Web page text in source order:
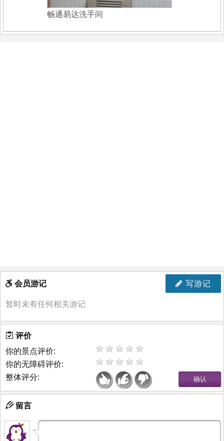
畅通易达洗手间
写游记
会员游记
暂时未有任何相关游记
评价
你的景点评价:
你的无障碍评价:
整体评分:
留言